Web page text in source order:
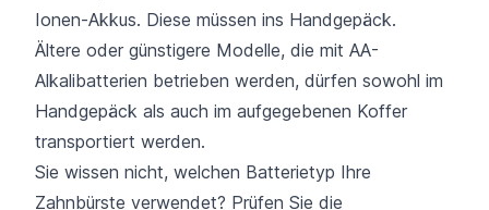
Ionen-Akkus. Diese müssen ins Handgepäck.
Ältere oder günstigere Modelle, die mit AA-
Alkalibatterien betrieben werden, dürfen sowohl im
Handgepäck als auch im aufgegebenen Koffer
transportiert werden.
Sie wissen nicht, welchen Batterietyp Ihre
Zahnbürste verwendet? Prüfen Sie die